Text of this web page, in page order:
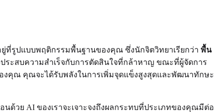
ที่รูปแบบพฤติกรรมพื้นฐานของคุณ ซึ่งนักจิตวิทยาเรียกว่า พื้น
ระสบความสำเร็จกับการตัดสินใจที่กล้าหาญ ขณะที่ผู้จัดการ
งคุณ คุณจะได้รับพลังในการเพิ่มจุดแข็งสูงสุดและพัฒนาทักษะ
นด้วย AI ของเราจะเจาะจงถึงผลกระทบที่ประเภทของคุณมีต่อ